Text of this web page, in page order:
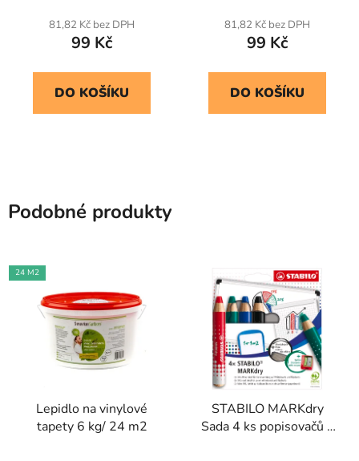
81,82 Kč bez DPH
99 Kč
DO KOŠÍKU
81,82 Kč bez DPH
99 Kč
DO KOŠÍKU
Podobné produkty
24 M2
Lepidlo na vinylové
tapety 6 kg/ 24 m2
STABILO MARKdry
Sada 4 ks popisovačů s